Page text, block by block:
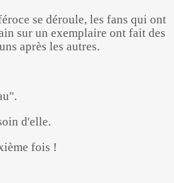
se déroule, les fans qui ont
sur un exemplaire ont fait des
après les autres.
d'elle.
fois !